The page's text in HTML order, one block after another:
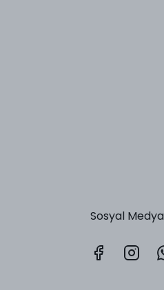
Sosyal Medya